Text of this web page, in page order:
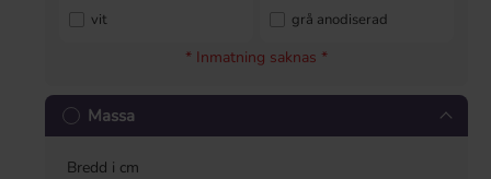
vit grå anodiserad
* Inmatning saknas *
Massa
Bredd i cm